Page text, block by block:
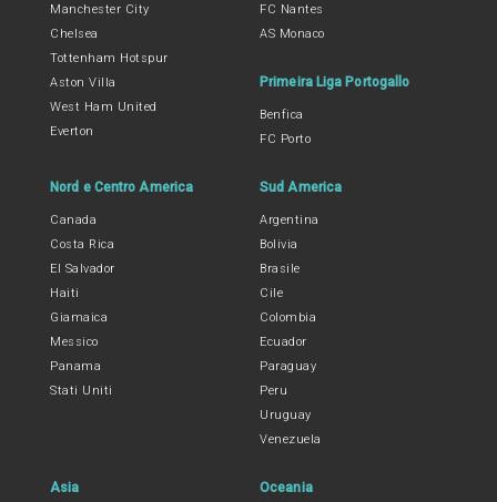
Manchester City
Chelsea
Tottenham Hotspur
Aston Villa
West Ham United
Everton
FC Nantes
AS Monaco
Primeira Liga Portogallo
Benfica
FC Porto
Nord e Centro America
Canada
Costa Rica
El Salvador
Haiti
Giamaica
Messico
Panama
Stati Uniti
Sud America
Argentina
Bolivia
Brasile
Cile
Colombia
Ecuador
Paraguay
Peru
Uruguay
Venezuela
Asia Oceania